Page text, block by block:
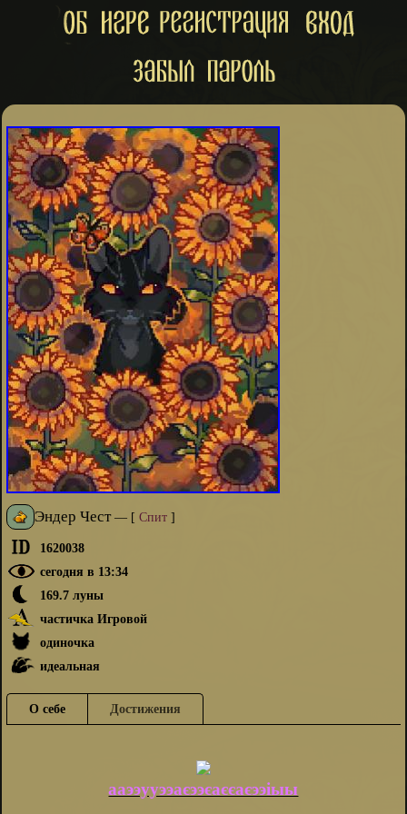
Эндер Чест— [ Спит]
1620038
сегодня в 13:34
169.7 луны
частичка Игровой
одиночка
идеальная
О себе Достижения
ааээууээаєээєаєєаєээіыы